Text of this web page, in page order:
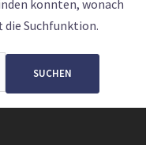
konnten, wonach
die Suchfunktion.